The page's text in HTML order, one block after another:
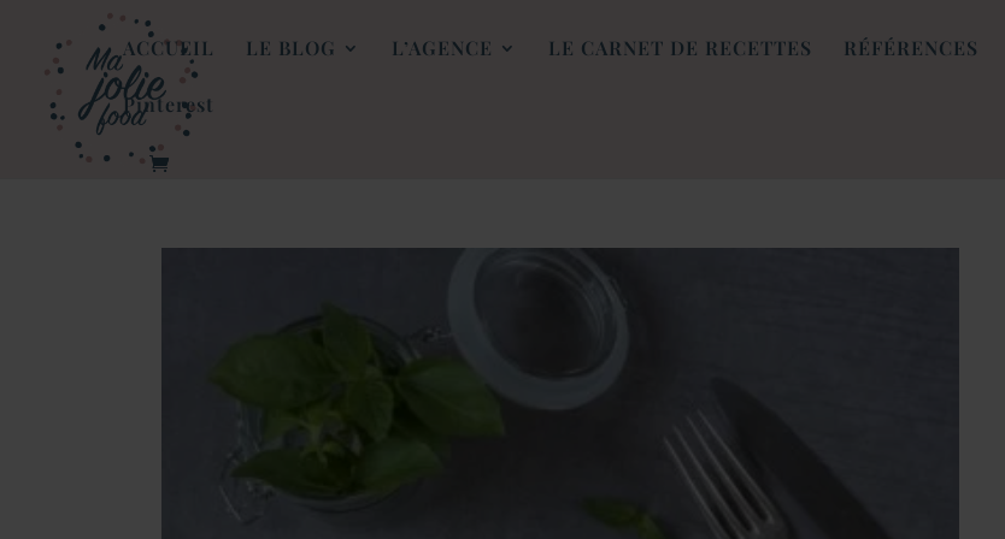
ACCUEIL LE BLOG L’AGENCE LE CARNET DE RECETTES RÉFÉRENCES
Pinterest